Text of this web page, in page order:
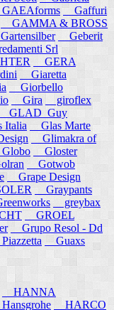
Gaffuri
GAMMA & BROSS
Geberit
Srl
GERA
Giaretta
Giorbello
Gira
giroflex
GLAD_Guy
Glas Marte
Glimakra of
Gloster
Gotwob
Grape Design
Graypants
greybax
GROEL
Grupo Resol - Dd
Guaxs
HANNA
HARCO